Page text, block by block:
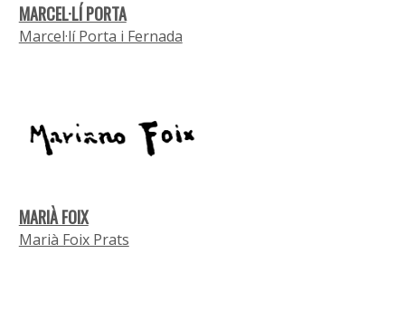
MARCEL·LÍ PORTA
Marcel·lí Porta i Fernada
MARIÀ FOIX
Marià Foix Prats